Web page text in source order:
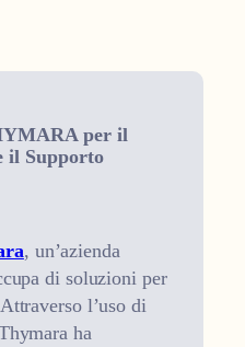
per il
il Supporto
, un’azienda
di soluzioni per
l’uso di
ha